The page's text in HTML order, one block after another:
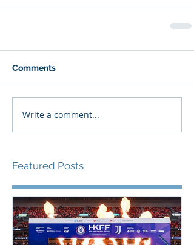
Comments
Write a comment...
Featured Posts